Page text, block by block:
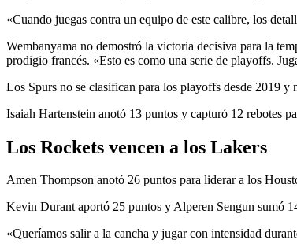
«Cuando juegas contra un equipo de este calibre, los
Wembanyama no demostró la victoria decisiva para la
prodigio francés. «Esto es como una serie de playoffs.
Los Spurs no se clasifican para los playoffs desde 2019 y
Isaiah Hartenstein anotó 13 puntos y capturó 12 rebotes
Los Rockets vencen a los Lakers
Amen Thompson anotó 26 puntos para liderar a los
Kevin Durant aportó 25 puntos y Alperen Sengun sumó
«Queríamos salir a la cancha y jugar con intensidad